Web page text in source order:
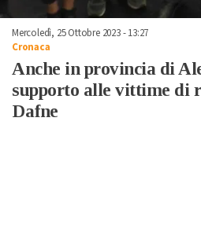
Mercoledì, 25 Ottobre 2023 - 13:27
Cronaca
Anche in provincia di
supporto alle vittime di
Dafne